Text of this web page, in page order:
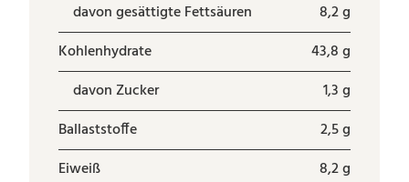
davon gesättigte Fettsäuren
8,2 g
Kohlenhydrate
43,8 g
davon Zucker
1,3 g
Ballaststoffe
2,5 g
Eiweiß
8,2 g